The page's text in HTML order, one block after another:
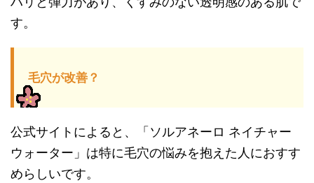
す。
毛穴が改善？
公式サイトによると、「ソルアネーロ ネイチャー
ウォーター」は特に毛穴の悩みを抱えた人におすす
めらしいです。